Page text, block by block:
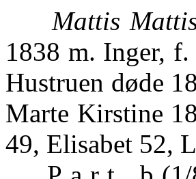
Mattis
1838 m. Inger, f.
Hustruen døde
Marte Kirstine
49, Elisabet 52,